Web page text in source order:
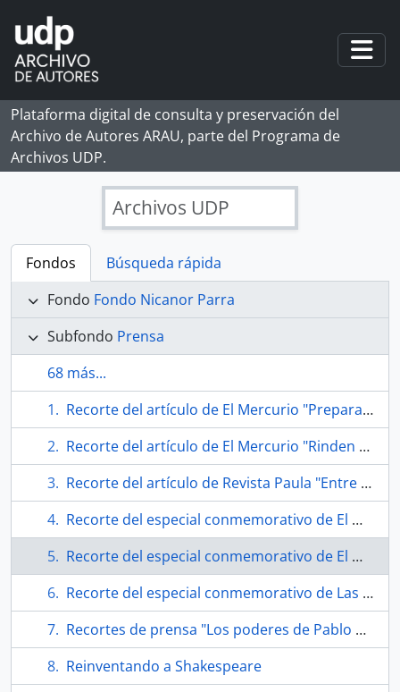
Skip to main content
Plataforma digital de consulta y preservación del
Archivo de Autores ARAU, parte del Programa de
Archivos UDP.
Archivos UDP
Fondos
Búsqueda rápida
Fondo Fondo Nicanor Parra
Subfondo Prensa
68 más...
Recorte del artículo de El Mercurio "Preparan celebración de 80 años de Nicanor Parra"
Recorte del artículo de El Mercurio "Rinden homenaje a Nicanor Parra en universidad norteamericana"
Recorte del artículo de Revista Paula "Entre hombres: Los más admirados"
Recorte del especial conmemorativo de El Mercurio "Adiós al visionario que amplió los límites de la poesía y el lenguaje"
Recorte del especial conmemorativo de El Mercurio "Adiós al visionario que amplió los límites de la poesía y el lenguaje"
Recorte del especial conmemorativo de Las Últimas Noticias "Llore si le parece"
Recortes de prensa "Los poderes de Pablo Neruda"
Reinventando a Shakespeare